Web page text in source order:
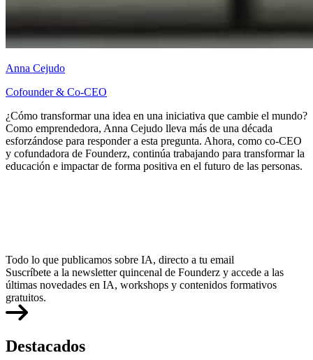
Anna Cejudo
Cofounder & Co-CEO
¿Cómo transformar una idea en una iniciativa que cambie el mundo?
Como emprendedora, Anna Cejudo lleva más de una década
esforzándose para responder a esta pregunta. Ahora, como co-CEO
y cofundadora de Founderz, continúa trabajando para transformar la
educación e impactar de forma positiva en el futuro de las personas.
Todo lo que publicamos sobre IA, directo a tu email
Suscríbete a la newsletter quincenal de Founderz y accede a las
últimas novedades en IA, workshops y contenidos formativos
gratuitos.
Destacados